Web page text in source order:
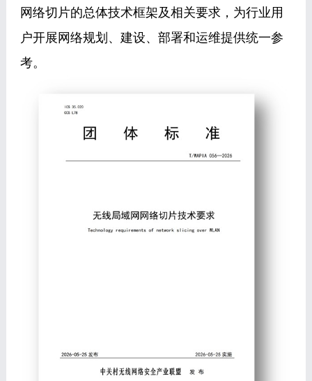
网络切片的总体技术框架及相关要求，为行业用
户开展网络规划、建设、部署和运维提供统一参
考。